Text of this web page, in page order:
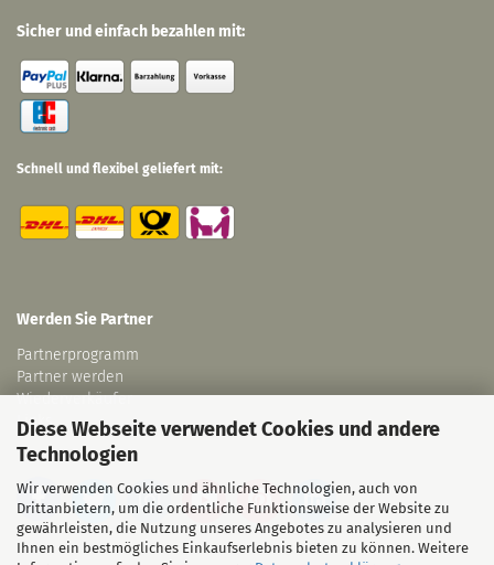
Diese Webseite verwendet Cookies und andere
Technologien
Wir verwenden Cookies und ähnliche Technologien, auch von
Drittanbietern, um die ordentliche Funktionsweise der Website zu
gewährleisten, die Nutzung unseres Angebotes zu analysieren und
Ihnen ein bestmögliches Einkaufserlebnis bieten zu können. Weitere
Sicher und einfach bezahlen mit:
Schnell und flexibel geliefert mit:
Werden Sie Partner
Partnerprogramm
Partner werden
Wiederverkäufer
Links